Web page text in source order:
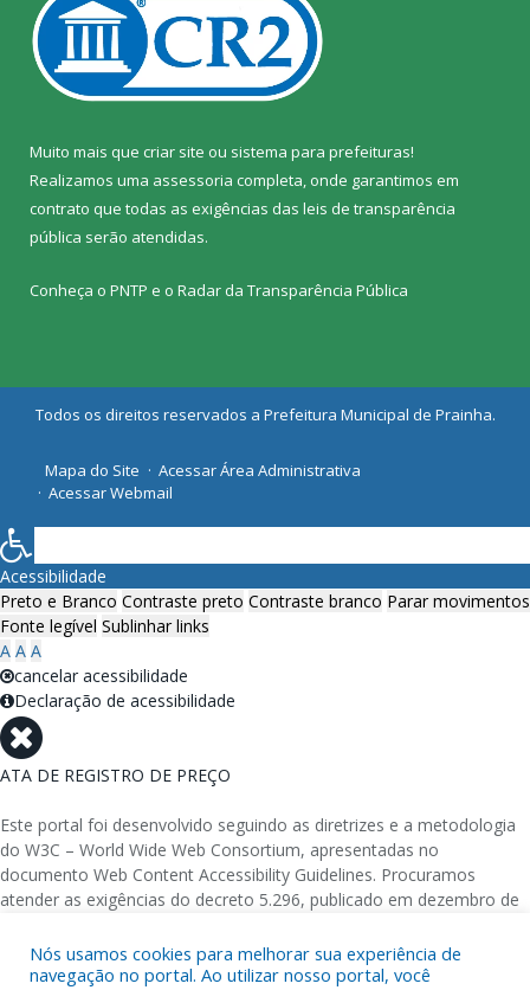
Muito mais que criar site ou sistema para prefeituras!
Realizamos uma assessoria completa, onde garantimos em
contrato que todas as exigências das leis de transparência
pública serão atendidas.
Conheça o PNTP e o Radar da Transparência Pública
Todos os direitos reservados a Prefeitura Municipal de Prainha.
Mapa do Site
Acessar Área Administrativa
Acessar Webmail
Nós usamos cookies para melhorar sua experiência de
navegação no portal. Ao utilizar nosso portal, você
Acessibilidade
Preto e Branco Contraste preto Contraste branco Parar movimentos
Fonte legível Sublinhar links
A A A
cancelar acessibilidade
Declaração de acessibilidade
ATA DE REGISTRO DE PREÇO
Este portal foi desenvolvido seguindo as diretrizes e a metodologia
do W3C – World Wide Web Consortium, apresentadas no
documento Web Content Accessibility Guidelines. Procuramos
atender as exigências do decreto 5.296, publicado em dezembro de
eletrônicos da administração pública na rede mundial de
computadores para o uso das pessoas com necessidades especiais,